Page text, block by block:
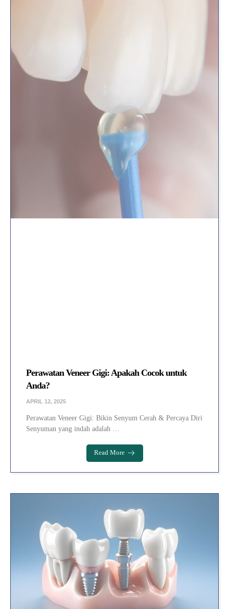
Perawatan Veneer Gigi: Apakah Cocok untuk
Anda?
APRIL 12, 2025
Perawatan Veneer Gigi: Bikin Senyum Cerah & Percaya Diri
Senyuman yang indah adalah …
Read More